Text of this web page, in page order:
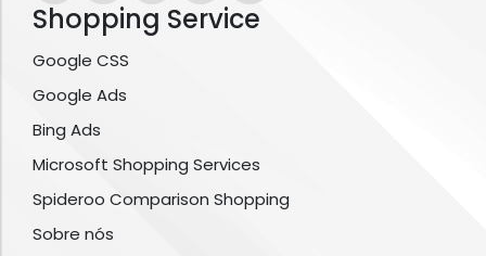
Shopping Service
Google CSS
Google Ads
Bing Ads
Microsoft Shopping Services
Spideroo Comparison Shopping
Sobre nós